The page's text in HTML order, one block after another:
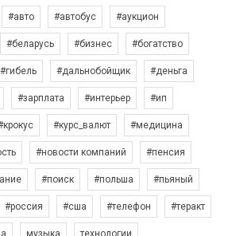
#авто #автобус #аукцион
#беларусь #бизнес #богатство
#гибель #дальнобойщик #деньга
#зарплата #интерьер #ип
#курс_валют #медицина
#новости компаний #пенсия
#поиск #польша #пьяный
#россия #сша #телефон #теракт